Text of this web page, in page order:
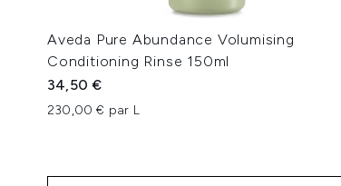
Aveda Pure Abundance Volumising
Conditioning Rinse 150ml
34,50 €
230,00 € par L